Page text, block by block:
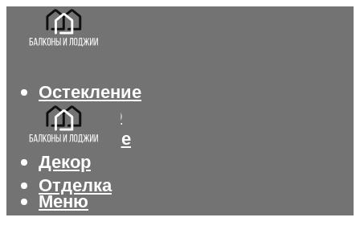
Остекление
Интерьер
Утепление
Декор
Отделка
Меню